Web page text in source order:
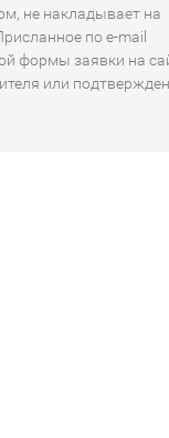
не накладывает на
по e-mail
формы заявки на
или